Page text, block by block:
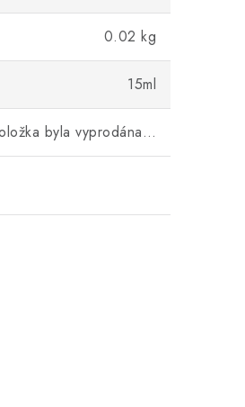
0.02 kg
15ml
byla vyprodána…